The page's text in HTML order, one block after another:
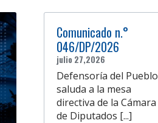
Comunicado n.°
046/DP/2026
julio 27,2026
Defensoría del Pueblo
saluda a la mesa
directiva de la Cámara
de Diputados [...]